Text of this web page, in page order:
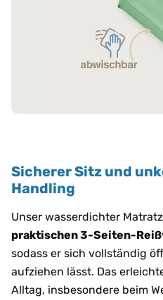
Sicherer Sitz und
Handling
Unser wasserdichter
praktischen 3-Seiten-
sodass er sich vollständig
aufziehen lässt. Das
Alltag, insbesondere beim